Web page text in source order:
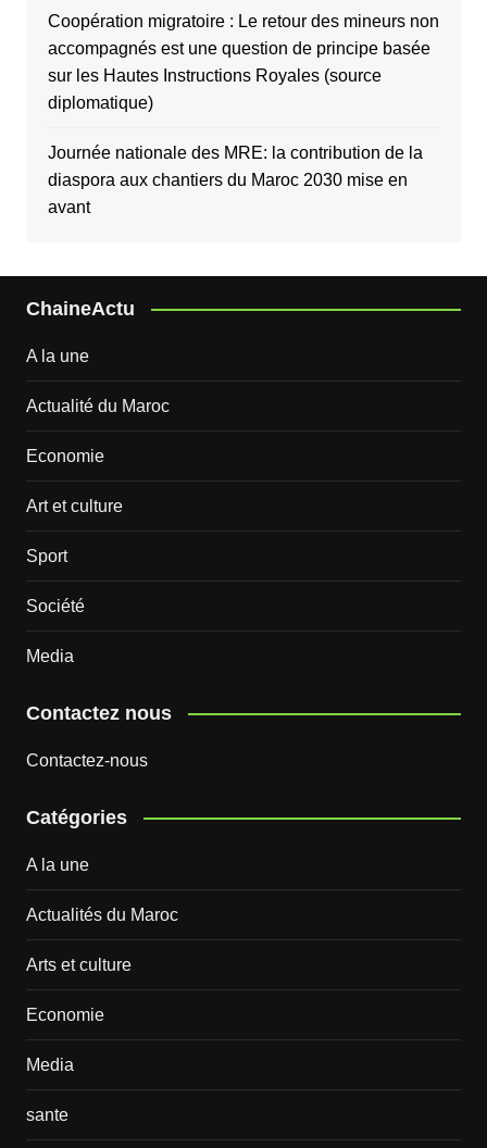
Coopération migratoire : Le retour des mineurs non
accompagnés est une question de principe basée
sur les Hautes Instructions Royales (source
diplomatique)
Journée nationale des MRE: la contribution de la
diaspora aux chantiers du Maroc 2030 mise en
avant
ChaineActu
A la une
Actualité du Maroc
Economie
Art et culture
Sport
Société
Media
Contactez nous
Contactez-nous
Catégories
A la une
Actualités du Maroc
Arts et culture
Economie
Media
sante